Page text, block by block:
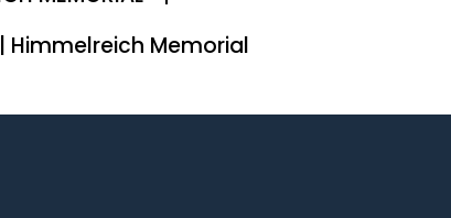
Himmelreich Memorial